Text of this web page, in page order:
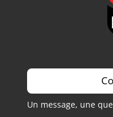
Un message, une